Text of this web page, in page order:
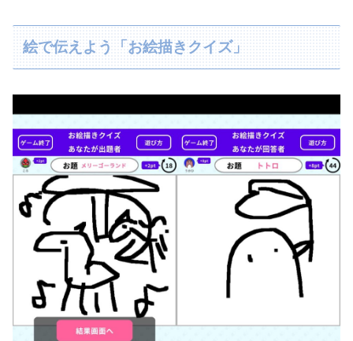
絵で伝えよう「お絵描きクイズ」